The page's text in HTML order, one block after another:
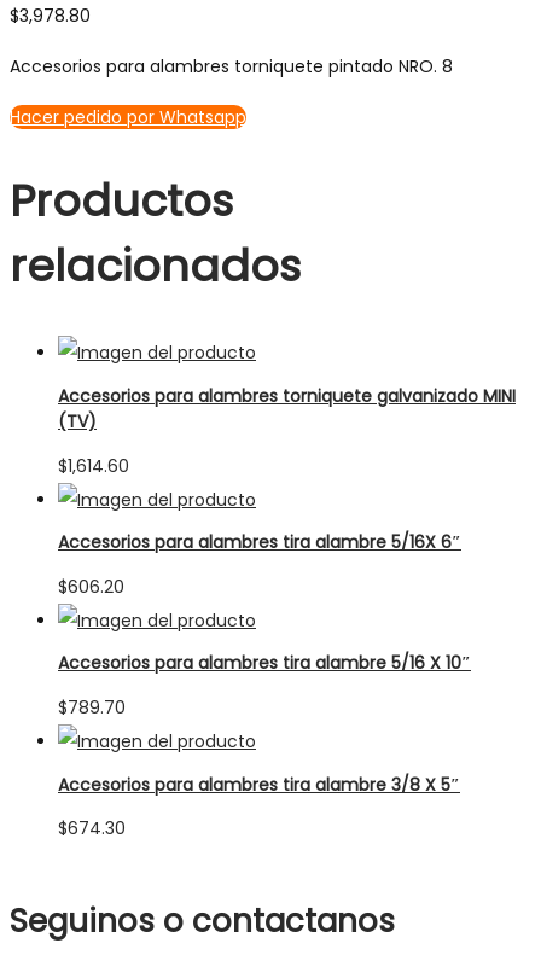
$3,978.80
Accesorios para alambres torniquete pintado NRO. 8
Hacer pedido por Whatsapp
Productos
relacionados
Accesorios para alambres torniquete galvanizado MINI
(TV)
$1,614.60
Accesorios para alambres tira alambre 5/16X 6″
$606.20
Accesorios para alambres tira alambre 5/16 X 10″
$789.70
Accesorios para alambres tira alambre 3/8 X 5″
$674.30
Seguinos o contactanos